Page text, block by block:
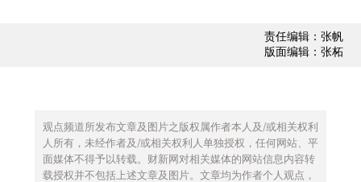
责任编辑：张帆
版面编辑：张柘
观点频道所发布文章及图片之版权属作者本人及/或相关权利
人所有，未经作者及/或相关权利人单独授权，任何网站、平
面媒体不得予以转载。财新网对相关媒体的网站信息内容转
载授权并不包括上述文章及图片。文章均为作者个人观点，